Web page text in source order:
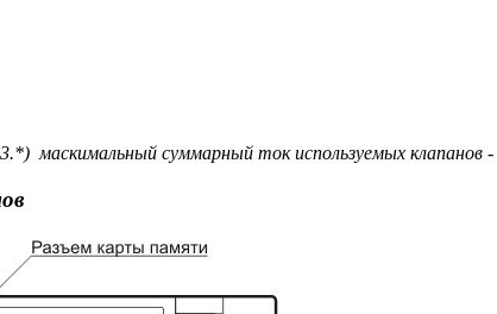
маскимальный суммарный ток используемых клапанов -